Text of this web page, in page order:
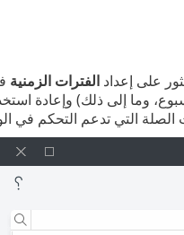
على إعداد الفترات الزمنية
وما إلى ذلك) وإعادة
الصلة التي تدعم التحكم في